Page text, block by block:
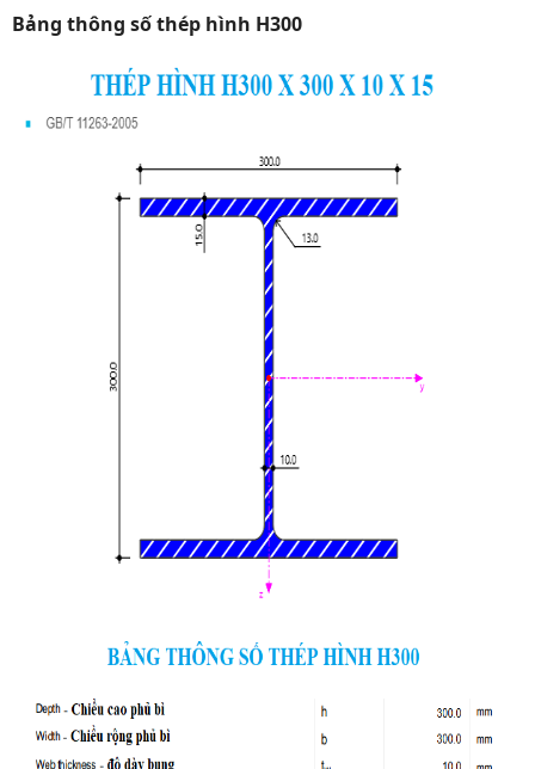
Bảng thông số thép hình H300